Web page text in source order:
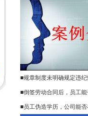
■规章制度未明确规定违
■倒签劳动合同后，员工
■员工伪造学历，公司能